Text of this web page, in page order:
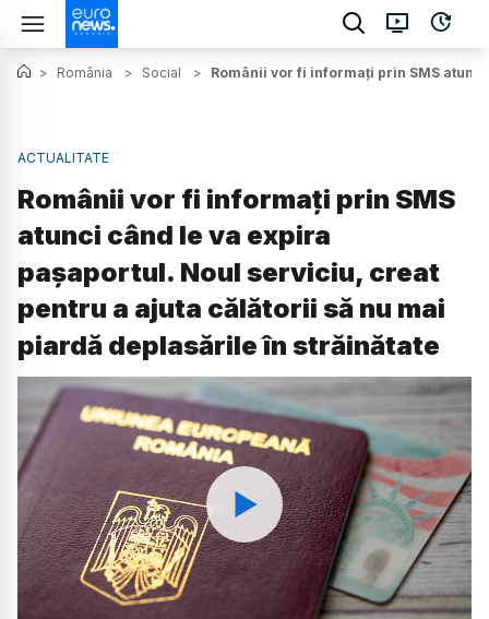
> România > Social > Românii vor fi informați prin SMS
ACTUALITATE
Românii vor fi informați prin SMS
atunci când le va expira
pașaportul. Noul serviciu, creat
pentru a ajuta călătorii să nu mai
piardă deplasările în străinătate
Watch